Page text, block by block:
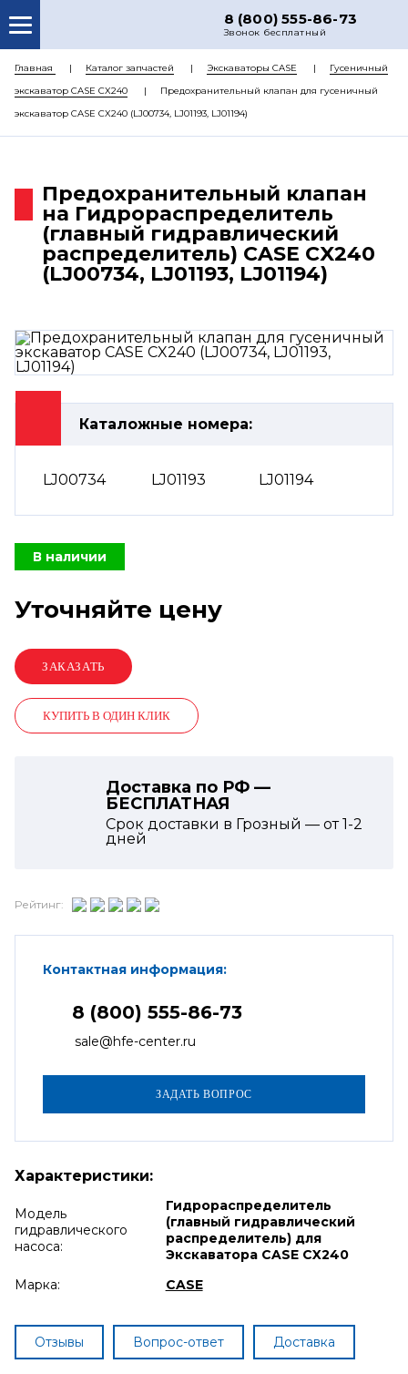
8 (800) 555-86-73
Звонок бесплатный
О НАС
КАТАЛОГ ЗАПЧАСТЕЙ
РЕМОНТ
ЦЕНЫ
КОНТАКТЫ
Главная Каталог запчастей Экскаваторы CASE
Гусеничный
экскаватор CASE CX240
Предохранительный клапан для гусеничный
экскаватор CASE CX240 (LJ00734, LJ01193, LJ01194)
Предохранительный клапан
на Гидрораспределитель
(главный гидравлический
распределитель) CASE CX240
(LJ00734, LJ01193, LJ01194)
Каталожные номера:
LJ00734 LJ01193 LJ01194
В наличии
Уточняйте цену
КУПИТЬ В ОДИН КЛИК
Доставка по РФ —
БЕСПЛАТНАЯ
Срок доставки в Грозный — от1-2
дней
Рейтинг:
Контактная информация:
8 (800) 555-86-73
sale@hfe-center.ru
Характеристики:
Модель
гидравлического
насоса:
Гидрораспределитель
(главный гидравлический
распределитель) для
Экскаватора CASE CX240
Марка:
CASE
Отзывы Вопрос-ответ Доставка